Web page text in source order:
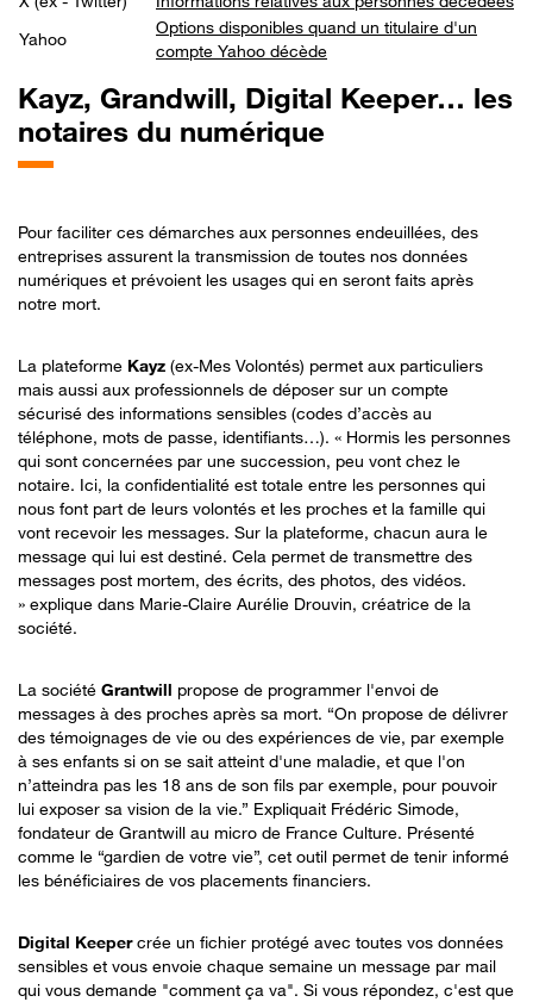
Yahoo
Options disponibles quand un titulaire d'un
compte Yahoo décède
Kayz, Grandwill, Digital Keeper… les
notaires du numérique
Pour faciliter ces démarches aux personnes endeuillées, des
entreprises assurent la transmission de toutes nos données
numériques et prévoient les usages qui en seront faits après
notre mort.
La plateforme Kayz (ex-Mes Volontés) permet aux particuliers
mais aussi aux professionnels de déposer sur un compte
sécurisé des informations sensibles (codes d’accès au
téléphone, mots de passe, identifiants…). « Hormis les personnes
qui sont concernées par une succession, peu vont chez le
notaire. Ici, la confidentialité est totale entre les personnes qui
nous font part de leurs volontés et les proches et la famille qui
vont recevoir les messages. Sur la plateforme, chacun aura le
message qui lui est destiné. Cela permet de transmettre des
messages post mortem, des écrits, des photos, des vidéos.
» explique dans Marie-Claire Aurélie Drouvin, créatrice de la
société.
La société Grantwill propose de programmer l'envoi de
messages à des proches après sa mort. “On propose de délivrer
des témoignages de vie ou des expériences de vie, par exemple
à ses enfants si on se sait atteint d'une maladie, et que l'on
n’atteindra pas les 18 ans de son fils par exemple, pour pouvoir
lui exposer sa vision de la vie.” Expliquait Frédéric Simode,
fondateur de Grantwill au micro de France Culture. Présenté
comme le “gardien de votre vie”, cet outil permet de tenir informé
les bénéficiaires de vos placements financiers.
Digital Keepercrée un fichier protégé avec toutes vos données
sensibles et vous envoie chaque semaine un message par mail
qui vous demande "comment ça va". Si vous répondez, c'est que